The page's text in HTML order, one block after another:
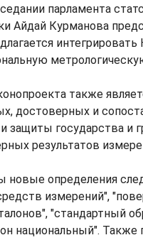
парламента
Айдай Курманова
также
достоверных и
защиты государства и
результатов
новые определения
измерений",
"стандартный
национальный". Также